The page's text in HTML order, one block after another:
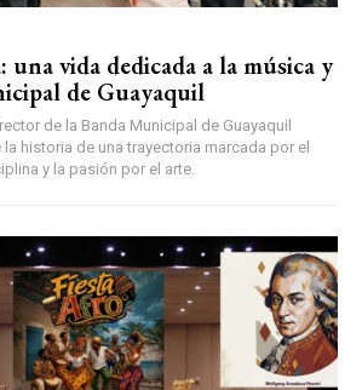
vida dedicada a la música y
de Guayaquil
de la Banda Municipal de Guayaquil
historia de una trayectoria marcada por el
y la pasión por el arte.